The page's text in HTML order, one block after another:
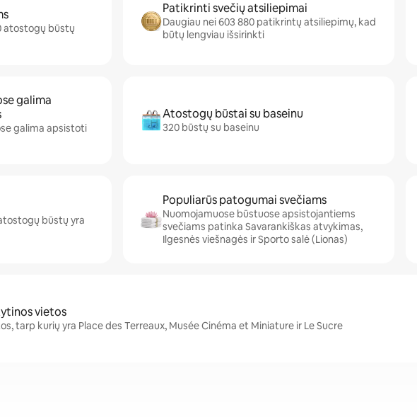
atostogų būstų
Patikrinti svečių atsiliepimai
Daugiau nei 603 880 patikrintų atsiliepimų, kad
būtų lengviau išsirinkti
galima
galima apsistoti
Atostogų būstai su baseinu
320 būstų su baseinu
būstų yra
Populiarūs patogumai svečiams
Nuomojamuose būstuose apsistojantiems
svečiams patinka Savarankiškas atvykimas,
Ilgesnės viešnagės ir Sporto salė (Lionas)
vietos
tarp kurių yra Place des Terreaux, Musée Cinéma et Miniature ir Le Sucre